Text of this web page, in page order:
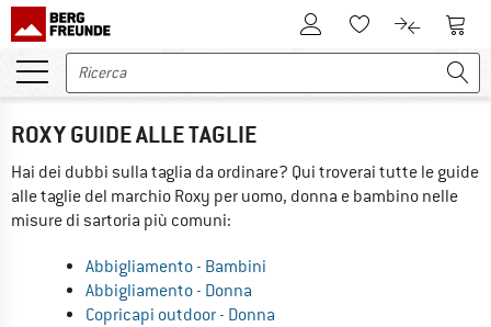
Al conto clienteAlla lista
Al Al
ROXY GUIDE ALLE TAGLIE
Hai dei dubbi sulla taglia da ordinare? Qui troverai tutte le guide
alle taglie del marchio Roxy per uomo, donna e bambino nelle
misure di sartoria più comuni:
Abbigliamento - Bambini
Abbigliamento - Donna
Copricapi outdoor - Donna